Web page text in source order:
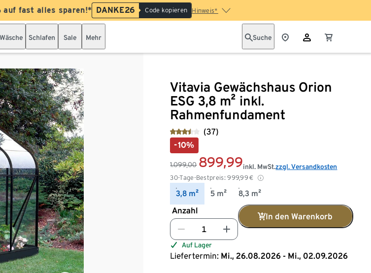
auf fast alles sparen!* DANKE26 Code kopieren Hinweis*
Wäsche Schlafen Sale Mehr Suche
Vitavia Gewächshaus Orion
ESG 3,8 m² inkl.
Rahmenfundament
(37)
-10%
1.099,00 899,99
30-Tage-Bestpreis: 999,99€
inkl. MwSt.zzgl. Versandkosten
3,8 m² 5 m² 8,3 m²
Anzahl
In den Warenkorb
Auf Lager
Liefertermin: Mi., 26.08.2026 - Mi., 02.09.2026